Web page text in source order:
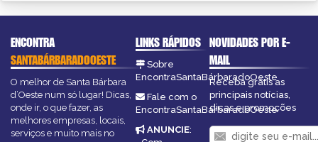
ENCONTRA
SANTABÁRBARADOOESTE
O melhor de Santa Bárbara
d’Oeste num só lugar! Dicas,
onde ir, o que fazer, as
melhores empresas, locais,
serviços e muito mais no
LINKS RÁPIDOS
Sobre
EncontraSantaBárbaradoOeste
Fale com o
EncontraSantaBárbaradoOeste
ANUNCIE:
NOVIDADES POR E-
MAIL
Receba grátis as
principais notícias,
dicas e promoções